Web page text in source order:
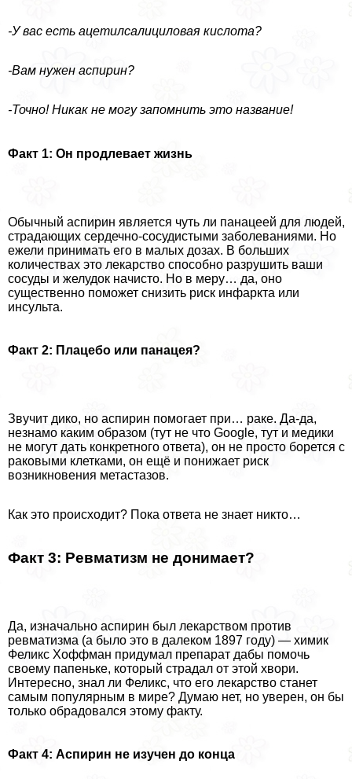
-У вас есть ацетилсалициловая кислота?
-Вам нужен аспирин?
-Точно! Никак не могу запомнить это название!
Факт 1: Он продлевает жизнь
Обычный аспирин является чуть ли панацеей для людей,
страдающих сердечно-сосудистыми заболеваниями. Но
ежели принимать его в малых дозах. В больших
количествах это лекарство способно разрушить ваши
сосуды и желудок начисто. Но в меру… да, оно
существенно поможет снизить риск инфаркта или
инсульта.
Факт 2: Плацебо или панацея?
Звучит дико, но аспирин помогает при… paке. Да-да,
незнамо каким образом (тут не что Google, тут и медики
не могут дать конкретного ответа), он не просто борется с
paковыми клетками, он ещё и понижает риск
возникновения метастазов.
Как это происходит? Пока ответа не знает никто…
Факт 3: Ревматизм не донимает?
Да, изначально аспирин был лекарством против
ревматизма (а было это в далеком 1897 году) — химик
Феликс Хоффман придумал препарат дабы помочь
своему папеньке, который страдал от этой хвори.
Интересно, знал ли Феликс, что его лекарство станет
самым популярным в мире? Думаю нет, но уверен, он бы
только обрадовался этому факту.
Факт 4: Аспирин не изучен до конца